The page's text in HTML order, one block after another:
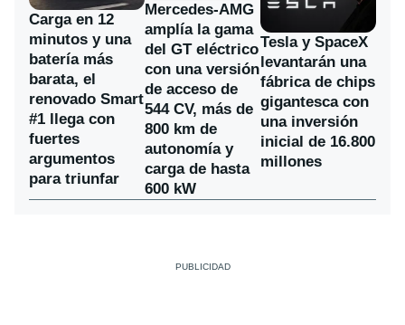
Carga en 12
minutos y una
batería más
barata, el
renovado Smart
#1 llega con
fuertes
argumentos
para triunfar
Mercedes-AMG
amplía la gama
del GT eléctrico
con una versión
de acceso de
544 CV, más de
800 km de
autonomía y
carga de hasta
600 kW
Tesla y SpaceX
levantarán una
fábrica de chips
gigantesca con
una inversión
inicial de 16.800
millones